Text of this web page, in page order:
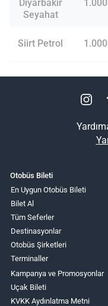
Diyarbakır
Seyahat
Siirt Petrol
Otobüs Bileti
En Uygun Otobüs Bileti
Bilet Al
Tüm Seferler
Destinasyonlar
Otobüs Şirketleri
Terminaller
Kampanya ve Promosyonlar
Uçak Bileti
KVKK Aydınlatma Metni